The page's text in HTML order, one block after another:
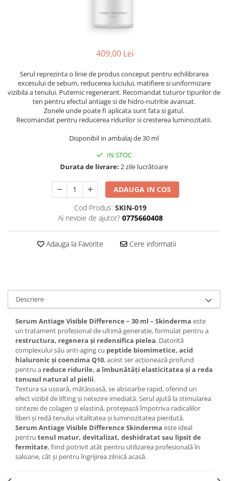
409,00 Lei
Serul reprezinta o linie de produs conceput pentru echilibrarea
excesului de sebum, reducerea luciului, matifiere si uniformizare
vizibila a tenului. Puternic regenerant. Recomandat tuturor tipurilor de
ten pentru efectul antiage si de hidro-nutritie avansat.
Zonele unde poate fi aplicata sunt fata si gatul.
Recomandat pentru reducerea ridurilor si cresterea luminozitatii.
Disponibil in ambalaj de 30 ml
IN STOC
Durata de livrare: 2 zile lucrătoare
ADAUGA IN COS
Cod Produs: SKIN-019
Ai nevoie de ajutor? 0775660408
Adauga la Favorite Cere informatii
Descriere
Serum Antiage Visible Difference – 30 ml – Skinderma este
un tratament profesional de ultimă generație, formulat pentru a
restructura, regenera și redensifica pielea. Datorită
complexului său anti-aging cu peptide biomimetice, acid
hialuronic și coenzima Q10, acest ser acționează profund
pentru a reduce ridurile, a îmbunătăți elasticitatea și a reda
tonusul natural al pielii.
Textura sa ușoară, mătăsoasă, se absoarbe rapid, oferind un
efect vizibil de lifting și netezire imediată. Serul ajută la stimularea
sintezei de colagen și elastină, protejează împotriva radicalilor
liberi și redă tenului vitalitatea și luminozitatea pierdută.
Serum Antiage Visible Difference Skinderma este ideal
pentru tenul matur, devitalizat, deshidratat sau lipsit de
fermitate, fiind potrivit atât pentru utilizarea profesională în
saloane, cât și pentru îngrijirea zilnică acasă.